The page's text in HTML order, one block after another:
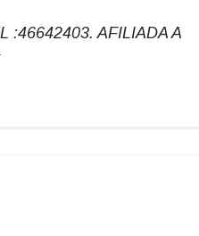
:46642403. AFILIADA A